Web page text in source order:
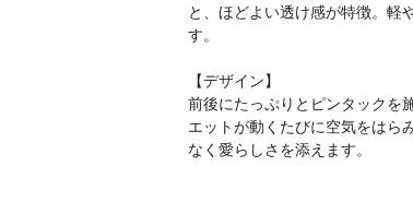
と、ほどよい透け感が特徴。軽
す。
【デザイン】
前後にたっぷりとピンタックを
エットが動くたびに空気をはら
なく愛らしさを添えます。